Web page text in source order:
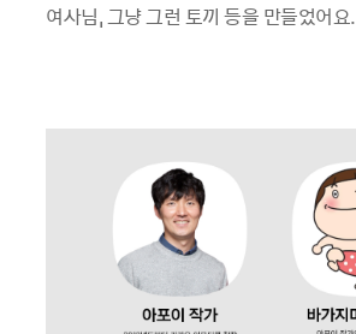
여사님, 그냥 그런 토끼 등을 만들었어요.
이미지 새창 열림